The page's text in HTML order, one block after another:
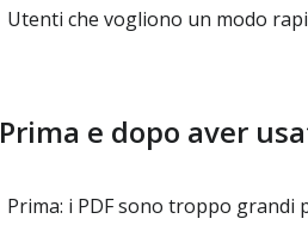
Utenti che vogliono un modo
Prima e dopo aver
Prima: i PDF sono troppo grandi